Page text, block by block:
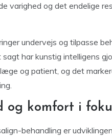
varighed og det endelige
undervejs og tilpasse
har kunstig intelligens
og patient, og det
og komfort i
behandling er